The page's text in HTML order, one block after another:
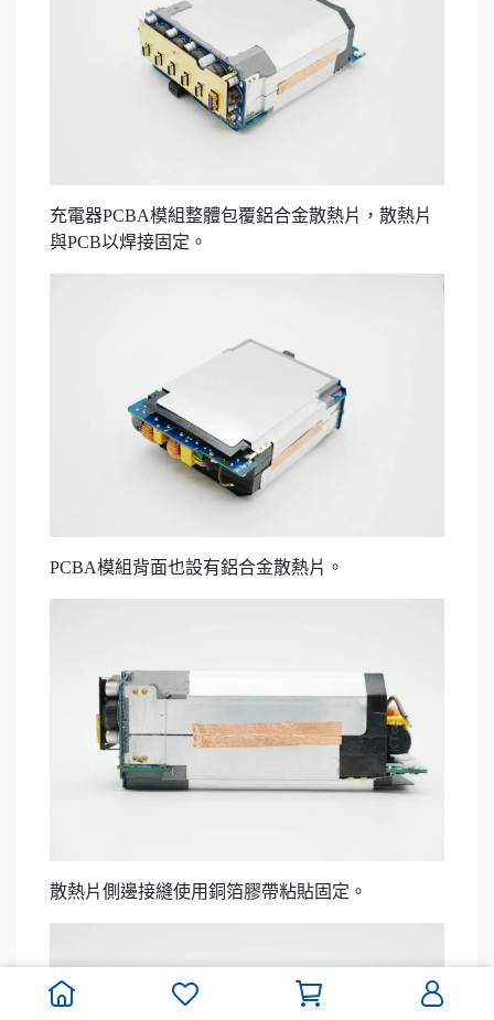
充電器PCBA模組整體包覆鋁合金散熱片，散熱片
與PCB以焊接固定。
PCBA模組背面也設有鋁合金散熱片。
散熱片側邊接縫使用銅箔膠帶粘貼固定。